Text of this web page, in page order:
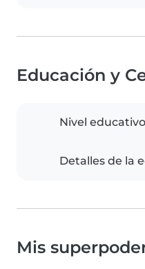
Educación y
Nivel educativo
Detalles de la
Mis